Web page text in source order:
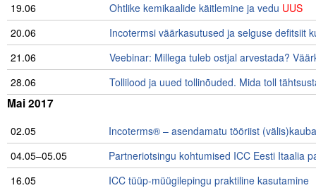
ICC komisjonid
Digiraamatukogu
Juhendid ja väljaanded
Videod
Kontakt
Liitu meililistiga
19.06
Ohtlike kemikaalide käitlemine ja vedu UUS
20.06
Incotermsi väärkasutused ja selguse defitsiit
21.06
Veebinar: Millega tuleb ostjal arvestada?
28.06
Tollilood ja uued tollinõuded. Mida toll
Mai 2017
02.05
Incoterms® – asendamatu tööriist
04.05–05.05
Partneriotsingu kohtumised ICC Eesti Itaalia
16.05
ICC tüüp-müügilepingu praktiline kasutamine